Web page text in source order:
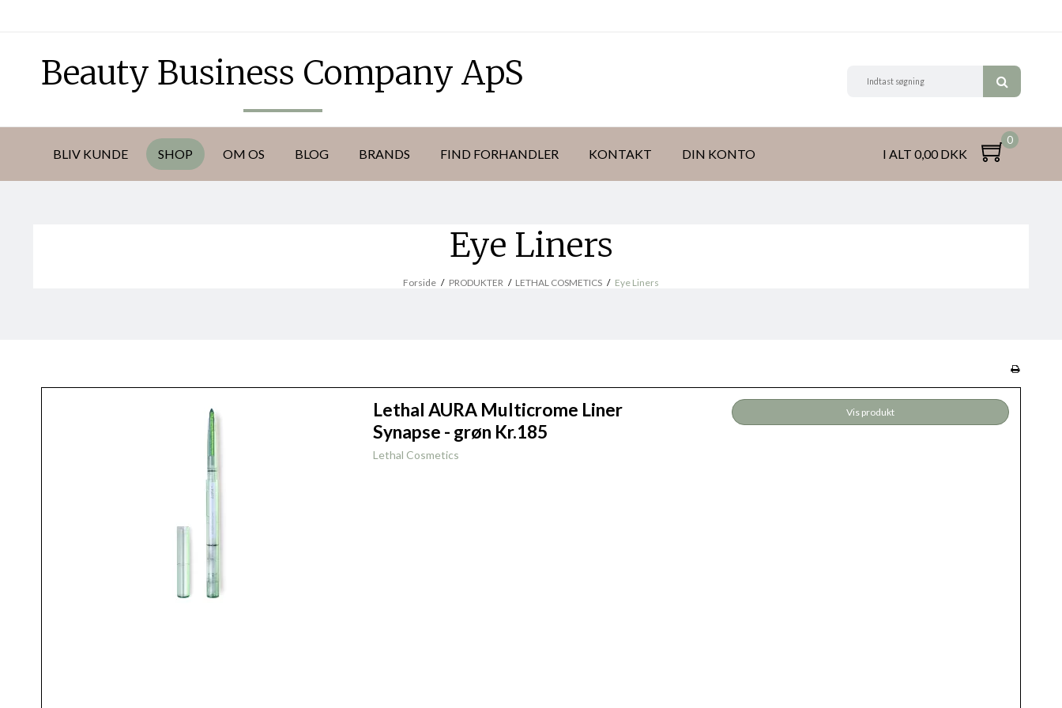
Beauty Business Company ApS
BLIV KUNDE SHOP OM OS BLOG BRANDS FIND FORHANDLER KONTAKT DIN KONTO I ALT 0,00 DKK
0
Eye Liners
Forside / PRODUKTER / LETHAL COSMETICS / Eye Liners
Lethal AURA Multicrome Liner
Synapse - grøn Kr.185
Lethal Cosmetics
Vis produkt